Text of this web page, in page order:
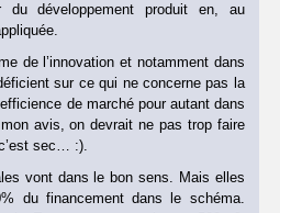
du développement produit en, au
de l’innovation et notamment dans
sur ce qui ne concerne pas la
de marché pour autant dans
avis, on devrait ne pas trop faire
sec… :).
vont dans le bon sens. Mais elles
du financement dans le schéma.